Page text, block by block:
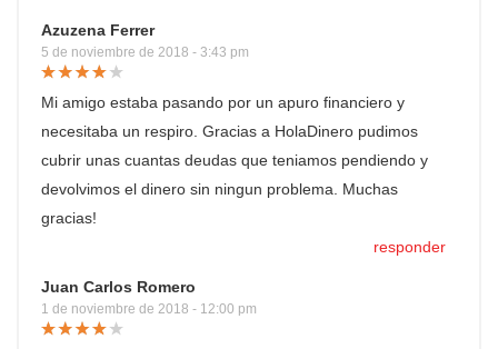
Azuzena Ferrer
5 de noviembre de 2018 - 3:43 pm
Mi amigo estaba pasando por un apuro financiero y
necesitaba un respiro. Gracias a HolaDinero pudimos
cubrir unas cuantas deudas que teniamos pendiendo y
devolvimos el dinero sin ningun problema. Muchas
gracias!
responder
Juan Carlos Romero
1 de noviembre de 2018 - 12:00 pm